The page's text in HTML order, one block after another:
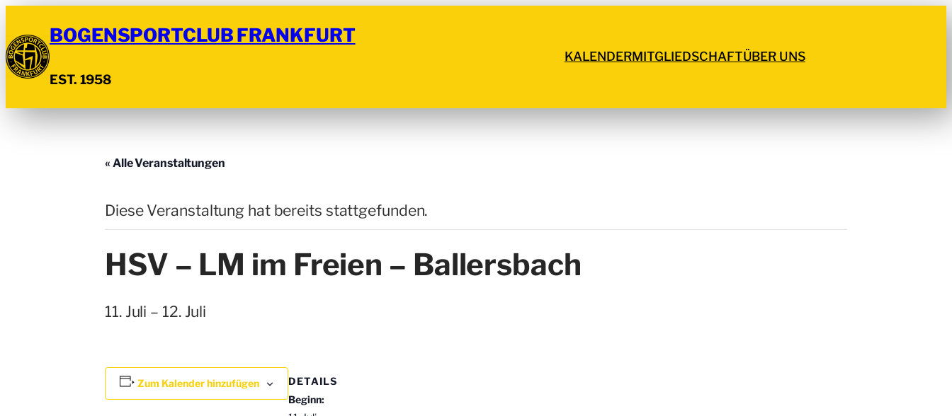
BOGENSPORTCLUB FRANKFURT
EST. 1958
KALENDERMITGLIEDSCHAFTÜBER UNS
« Alle Veranstaltungen
Diese Veranstaltung hat bereits stattgefunden.
HSV – LM im Freien – Ballersbach
11. Juli – 12. Juli
Zum Kalender hinzufügen
DETAILS
Beginn: